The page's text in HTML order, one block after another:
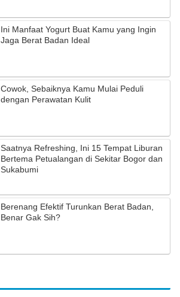
Ini Manfaat Yogurt Buat Kamu yang Ingin
Jaga Berat Badan Ideal
Cowok, Sebaiknya Kamu Mulai Peduli
dengan Perawatan Kulit
Saatnya Refreshing, Ini 15 Tempat Liburan
Bertema Petualangan di Sekitar Bogor dan
Sukabumi
Berenang Efektif Turunkan Berat Badan,
Benar Gak Sih?